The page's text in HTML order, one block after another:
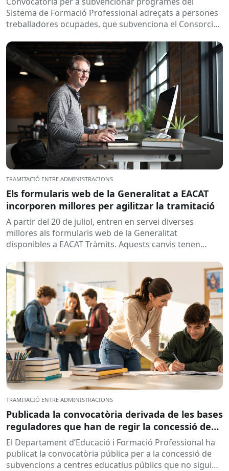
Sistema de Formació Professional adreçats a persones
treballadores ocupades, que subvenciona el Consorci
TRAMITACIÓ ENTRE ADMINISTRACIONS
Els formularis web de la Generalitat a EACAT
incorporen millores per agilitzar la tramitació
A partir del 20 de juliol, entren en servei diverses
millores als formularis web de la Generalitat
disponibles a EACAT Tràmits. Aquests canvis tenen
TRAMITACIÓ ENTRE ADMINISTRACIONS
Publicada la convocatòria derivada de les bases
reguladores que han de regir la concessió de
subvencions a centres educatius, per al
desenvolupament de programes de formació i
inserció, durant el curs 2026-2027
El Departament d’Educació i Formació Professional ha
publicat la convocatòria pública per a la concessió de
subvencions a centres educatius públics que no siguin